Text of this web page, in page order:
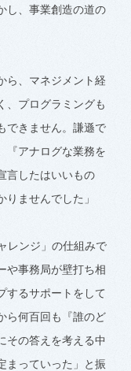
し、事業創造の道の
ら、マネジメント経
、プログラミングも
できません。謙遜で
『アナログな業務を
言したはいいもの
ませんでした」
レンジ」の仕組みで
や事務局が壁打ち相
するサポートをして
ら何百回も『誰のど
その答えを考える中
まっていった」と振